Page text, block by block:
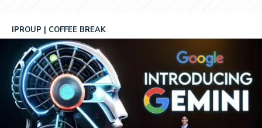
IPROUP COFFEE BREAK